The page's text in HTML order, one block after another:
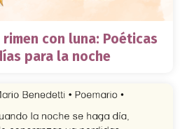
con luna: Poéticas
para la noche